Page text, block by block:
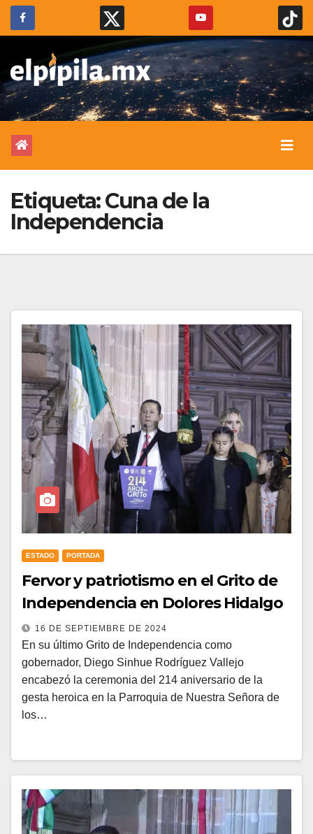
Etiqueta:Cuna de la
Independencia
ESTADO PORTADA
Fervor y patriotismo en el Grito de
Independencia en Dolores Hidalgo
16 DE SEPTIEMBRE DE 2024
En su último Grito de Independencia como
gobernador, Diego Sinhue Rodríguez Vallejo
encabezó la ceremonia del 214 aniversario de la
gesta heroica en la Parroquia de Nuestra Señora de
los…